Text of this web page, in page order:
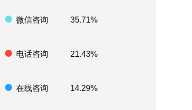
2026-07-27 11:33
微信咨询 35.71%
电话咨询 21.43%
在线咨询 14.29%